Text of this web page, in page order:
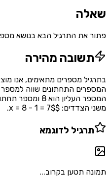
שאלה
פתור את התרגיל הבא בנושא
תשובה מהירה
בתרגיל מספרים מתאימים, אנו
המספרים התחתונים שווה למספר
משני הצדדים: $x = 8 - 1 = 7$.
תרגיל לדוגמא
תמונה תטען בקרוב...